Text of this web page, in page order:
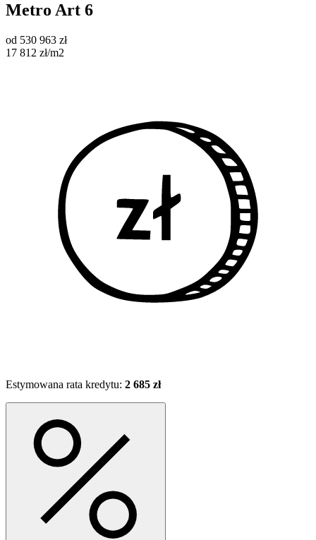
Metro Art 6
od 530 963 zł
17 812 zł/m2
Estymowana rata kredytu: 2 685 zł